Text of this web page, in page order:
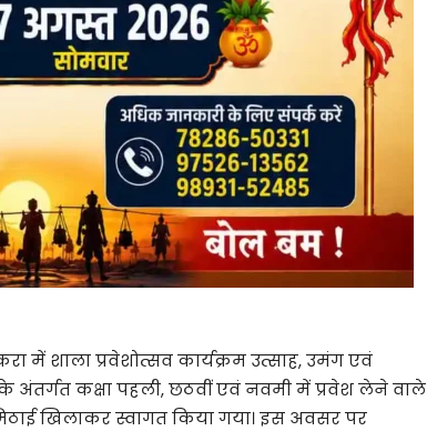
में शाला प्रवेशोत्सव कार्यक्रम उत्साह, उमंग एवं
अंतर्गत कक्षा पहली, छठवीं एवं नवमी में प्रवेश लेने वाले
खिलाकर स्वागत किया गया। इस अवसर पर